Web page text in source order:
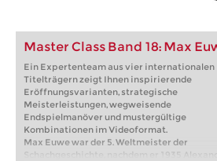
Master Class Band 18: Max
Ein Expertenteam aus vier internationalen
Titelträgern zeigt Ihnen inspirierende
Eröffnungsvarianten, strategische
Meisterleistungen, wegweisende
Endspielmanöver und mustergültige
Kombinationen im Videoformat.
Max Euwe war der 5. Weltmeister der
Schachgeschichte, nachdem er 1935